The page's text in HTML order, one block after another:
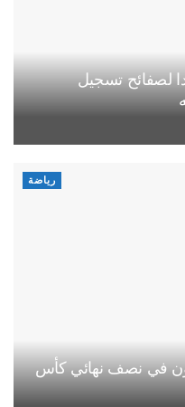
لصفائح تسجيل
رياضة
في نصف نهائي كأس